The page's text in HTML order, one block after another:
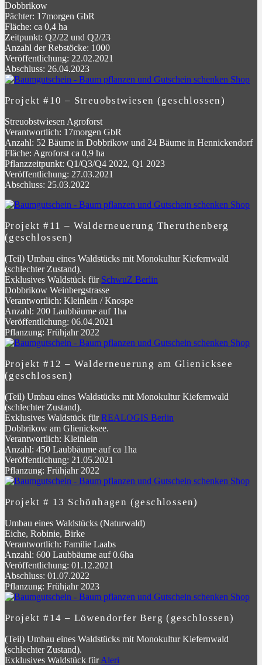
Dobbrikow
Pächter: 17morgen GbR
Fläche: ca 0,4 ha
Zeitpunkt: Q2/22 und Q2/23
Anzahl der Rebstöcke: 1000
Veröffentlichung: 22.02.2021
Abschluss: 26.04.2023
Projekt #10 – Streuobstwiesen (geschlossen)
Streuobstwiesen Agroforst
Verantwortlich: 17morgen GbR
Anzahl: 52 Bäume in Dobbrikow und 24 Bäume in Hennickendorf
Fläche: Agroforst ca 0,9 ha
Pflanzzeitpunkt: Q1/Q3/Q4 2022, Q1 2023
Veröffentlichung: 27.03.2021
Abschluss: 25.03.2022
Projekt #11 – Walderneuerung Theruthenberg
(geschlossen)
(Teil) Umbau eines Waldstücks mit Monokultur Kiefernwald
(schlechter Zustand).
Exklusives Waldstück für SchwuZ Berlin
Dobbrikow Weinbergstrasse
Verantwortlich: Kleinlein / Knospe
Anzahl: 200 Laubbäume auf 1ha
Veröffentlichung: 06.04.2021
Pflanzung: Frühjahr 2022
Projekt #12 – Walderneuerung am Glienicksee
(geschlossen)
(Teil) Umbau eines Waldstücks mit Monokultur Kiefernwald
(schlechter Zustand).
Exklusives Waldstück fürREALOGIS Berlin
Dobbrikow am Glienicksee.
Verantwortlich: Kleinlein
Anzahl: 450 Laubbäume auf ca 1ha
Veröffentlichung: 21.05.2021
Pflanzung: Frühjahr 2022
Projekt # 13 Schönhagen (geschlossen)
Umbau eines Waldstücks (Naturwald)
Eiche, Robinie, Birke
Verantwortlich: Familie Laabs
Anzahl: 600 Laubbäume auf 0.6ha
Veröffentlichung: 01.12.2021
Abschluss: 01.07.2022
Pflanzung: Frühjahr 2023
Projekt #14 – Löwendorfer Berg (geschlossen)
(Teil) Umbau eines Waldstücks mit Monokultur Kiefernwald
(schlechter Zustand).
Exklusives Waldstück fürAleri